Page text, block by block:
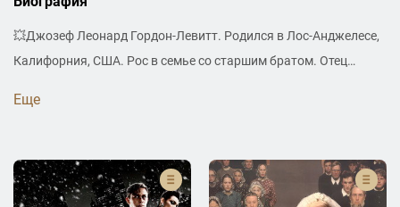
💥Джозеф Леонард Гордон-Левитт. Родился в Лос-Анджелесе,
Калифорния, США. Рос в семье со старшим братом. Отец
Учился в Колумбийском университете в Нью-Йорке. Работает
женат на предпринимательнице Таше МакКоли, у пары 2-ое
сыновей, имена которых не раскрывают. 🏆Главные награды
Еще